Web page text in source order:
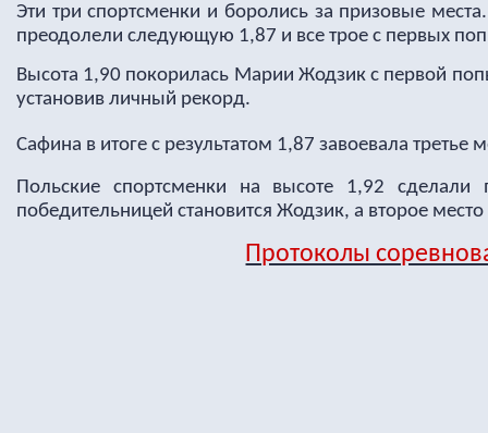
Эти три спортсменки и боролись за призовые
преодолели следующую 1,87 и все трое с первых
Высота 1,90 покорилась Марии Жодзик с первой
установив личный рекорд.
Сафина в итоге с результатом 1,87 завоевала третье
Польские спортсменки на высоте 1,92
победительницей становится Жодзик, а второе
Протоколы